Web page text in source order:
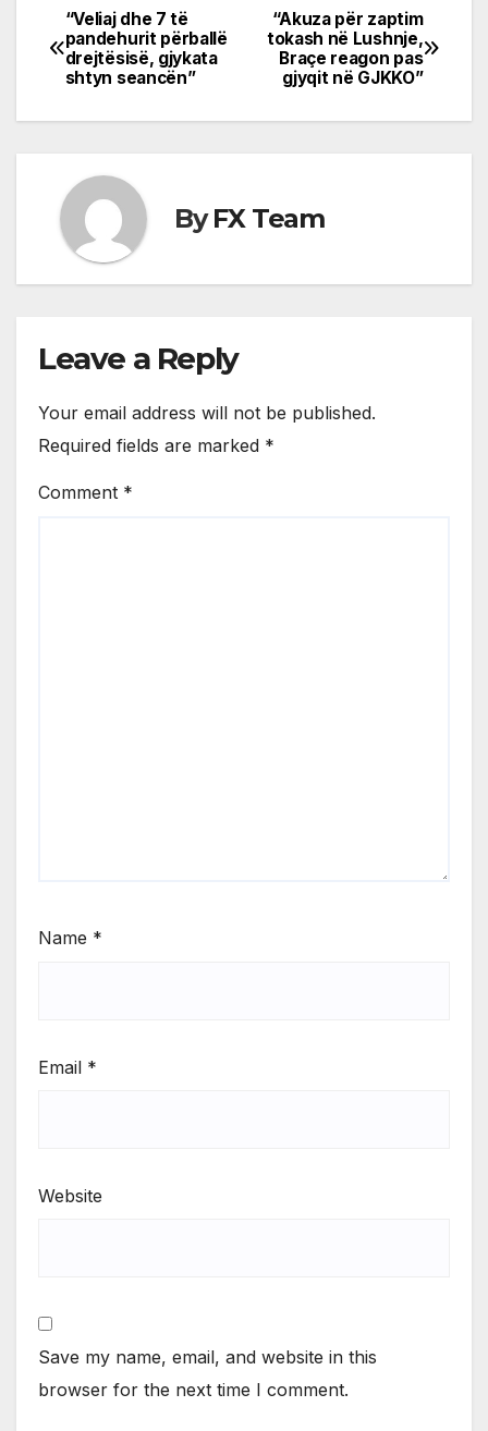
Post
navigation
“Akuza për zaptim
tokash në Lushnje,
Braçe reagon pas
gjyqit në GJKKO”
“Veliaj dhe 7 të
pandehurit përballë
drejtësisë, gjykata
shtyn seancën”
ByFX Team
Leave a Reply
Your email address will not be published.
Required fields are marked *
Comment *
Name *
Email *
Website
Save my name, email, and website in this
browser for the next time I comment.